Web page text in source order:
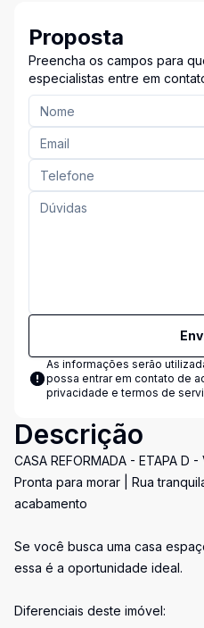
Proposta
Preencha os campos para
especialistas entre em
As informações serão
possa entrar em contato de
privacidade e termos de
Descrição
CASA REFORMADA - ETAPA D -
Pronta para morar | Rua
acabamento
Se você busca uma casa
essa é a oportunidade ideal.
Diferenciais deste imóvel: